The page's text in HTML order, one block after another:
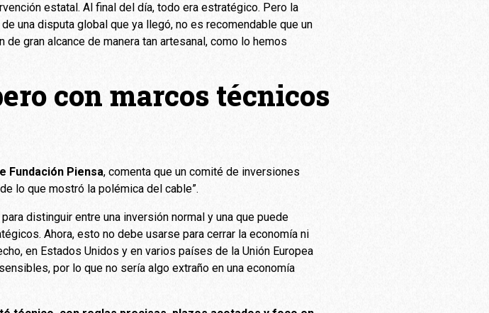
estatal. Al final del día, todo era estratégico. Pero la
una disputa global que ya llegó, no es recomendable que un
gran alcance de manera tan artesanal, como lo hemos
con marcos técnicos
Fundación Piensa, comenta que un comité de inversiones
lo que mostró la polémica del cable”.
distinguir entre una inversión normal y una que puede
Ahora, esto no debe usarse para cerrar la economía ni
en Estados Unidos y en varios países de la Unión Europea
por lo que no sería algo extraño en una economía